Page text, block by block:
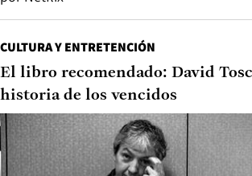
CULTURA Y ENTRETENCIÓN
El libro recomendado: David
historia de los vencidos